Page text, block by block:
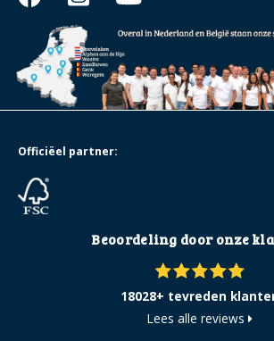
Beoordeling door onze
18028+ tevreden
Lees alle reviews
Officiëel partner: